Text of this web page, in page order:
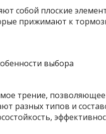
собой плоские
прижимают к
трение,
разных типов и